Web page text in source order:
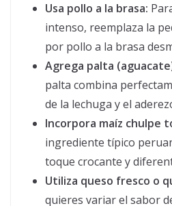
Usa pollo a la brasa:
intenso, reemplaza la
por pollo a la brasa
Agrega palta
palta combina
de la lechuga y el
Incorpora maíz chulpe
ingrediente típico
toque crocante y
Utiliza queso fresco o
quieres variar el sabor